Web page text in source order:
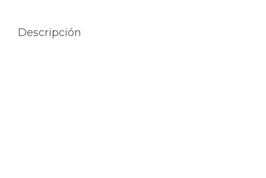
Descripción